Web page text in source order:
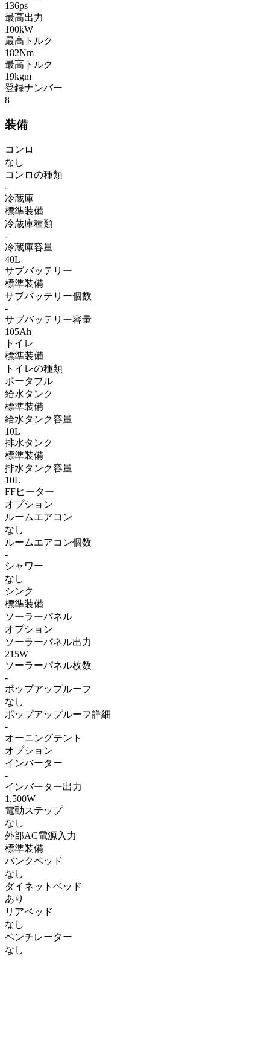
136ps
最高出力
100kW
最高トルク
182Nm
最高トルク
19kgm
登録ナンバー
8
装備
コンロ
なし
コンロの種類
-
冷蔵庫
標準装備
冷蔵庫種類
-
冷蔵庫容量
40L
サブバッテリー
標準装備
サブバッテリー個数
-
サブバッテリー容量
105Ah
トイレ
標準装備
トイレの種類
ポータブル
給水タンク
標準装備
給水タンク容量
10L
排水タンク
標準装備
排水タンク容量
10L
FFヒーター
オプション
ルームエアコン
なし
ルームエアコン個数
-
シャワー
なし
シンク
標準装備
ソーラーパネル
オプション
ソーラーパネル出力
215W
ソーラーパネル枚数
-
ポップアップルーフ
なし
ポップアップルーフ詳細
-
オーニングテント
オプション
インバーター
-
インバーター出力
1,500W
電動ステップ
なし
外部AC電源入力
標準装備
バンクベッド
なし
ダイネットベッド
あり
リアベッド
なし
ベンチレーター
なし